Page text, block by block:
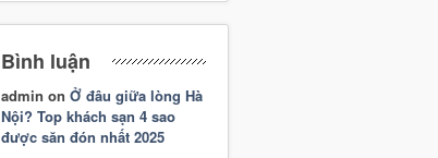
Bình luận
admin on Ở đâu giữa lòng Hà
Nội? Top khách sạn 4 sao
được săn đón nhất 2025